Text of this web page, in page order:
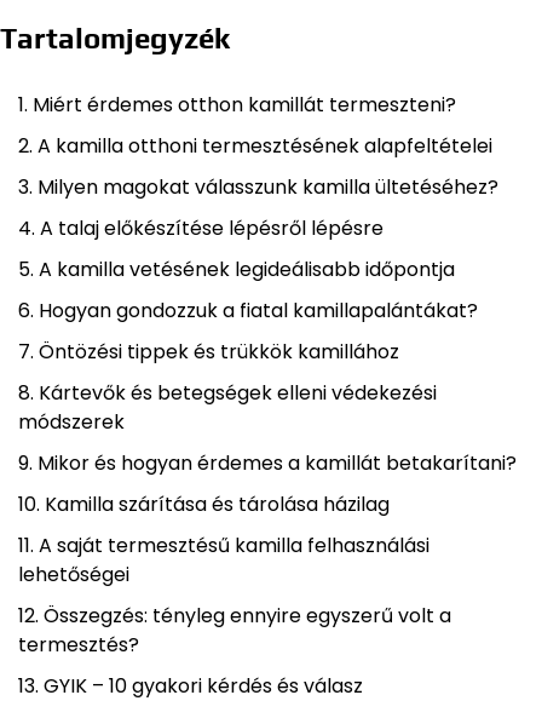
Tartalomjegyzék
Miért érdemes otthon kamillát termeszteni?
A kamilla otthoni termesztésének alapfeltételei
Milyen magokat válasszunk kamilla ültetéséhez?
A talaj előkészítése lépésről lépésre
A kamilla vetésének legideálisabb időpontja
Hogyan gondozzuk a fiatal kamillapalántákat?
Öntözési tippek és trükkök kamillához
Kártevők és betegségek elleni védekezési
módszerek
Mikor és hogyan érdemes a kamillát betakarítani?
Kamilla szárítása és tárolása házilag
A saját termesztésű kamilla felhasználási
lehetőségei
Összegzés: tényleg ennyire egyszerű volt a
termesztés?
GYIK – 10 gyakori kérdés és válasz